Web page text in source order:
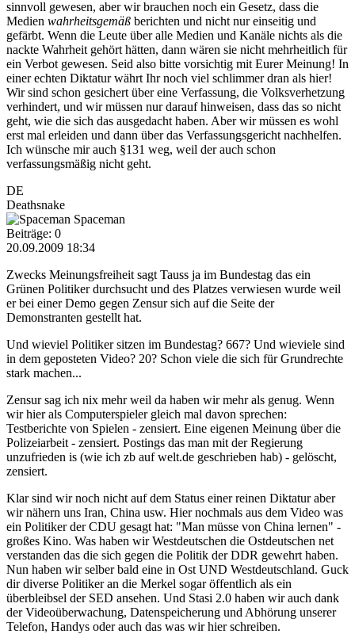
sinnvoll gewesen, aber wir brauchen noch ein Gesetz, dass die
Medien wahrheitsgemäß berichten und nicht nur einseitig und
gefärbt. Wenn die Leute über alle Medien und Kanäle nichts als die
nackte Wahrheit gehört hätten, dann wären sie nicht mehrheitlich für
ein Verbot gewesen. Seid also bitte vorsichtig mit Eurer Meinung! In
einer echten Diktatur währt Ihr noch viel schlimmer dran als hier!
Wir sind schon gesichert über eine Verfassung, die Volksverhetzung
verhindert, und wir müssen nur darauf hinweisen, dass das so nicht
geht, wie die sich das ausgedacht haben. Aber wir müssen es wohl
erst mal erleiden und dann über das Verfassungsgericht nachhelfen.
Ich wünsche mir auch §131 weg, weil der auch schon
verfassungsmäßig nicht geht.
DE
Deathsnake
Spaceman
Beiträge: 0
20.09.2009 18:34
Zwecks Meinungsfreiheit sagt Tauss ja im Bundestag das ein
Grünen Politiker durchsucht und des Platzes verwiesen wurde weil
er bei einer Demo gegen Zensur sich auf die Seite der
Demonstranten gestellt hat.
Und wieviel Politiker sitzen im Bundestag? 667? Und wieviele sind
in dem geposteten Video? 20? Schon viele die sich für Grundrechte
stark machen...
Zensur sag ich nix mehr weil da haben wir mehr als genug. Wenn
wir hier als Computerspieler gleich mal davon sprechen:
Testberichte von Spielen - zensiert. Eine eigenen Meinung über die
Polizeiarbeit - zensiert. Postings das man mit der Regierung
unzufrieden is (wie ich zb auf welt.de geschrieben hab) - gelöscht,
zensiert.
Klar sind wir noch nicht auf dem Status einer reinen Diktatur aber
wir nähern uns Iran, China usw. Hier nochmals aus dem Video was
ein Politiker der CDU gesagt hat: "Man müsse von China lernen" -
großes Kino. Was haben wir Westdeutschen die Ostdeutschen net
verstanden das die sich gegen die Politik der DDR gewehrt haben.
Nun haben wir selber bald eine in Ost UND Westdeutschland. Guck
dir diverse Politiker an die Merkel sogar öffentlich als ein
überbleibsel der SED ansehen. Und Stasi 2.0 haben wir auch dank
der Videoüberwachung, Datenspeicherung und Abhörung unserer
Telefon, Handys oder auch das was wir hier schreiben.